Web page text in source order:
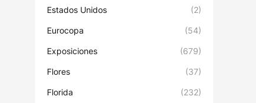
Estados Unidos (2)
Eurocopa (54)
Exposiciones (679)
Flores (37)
Florida (232)